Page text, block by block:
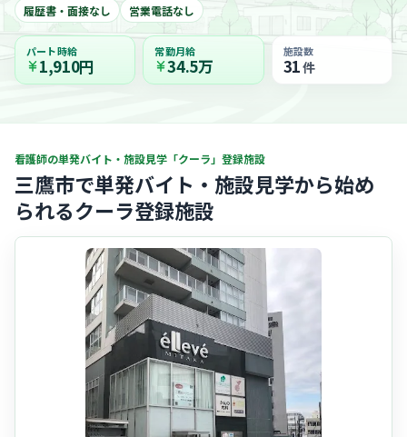
履歴書・面接なし 営業電話なし
パート時給
1,910円
常勤月給
34.5万
施設数
31件
看護師の単発バイト・施設見学「クーラ」登録施設
三鷹市で単発バイト・施設見学から始め
られるクーラ登録施設